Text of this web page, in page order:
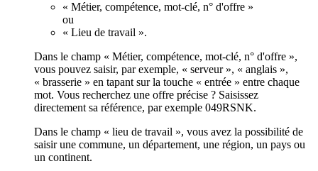
« Métier, compétence, mot-clé, n° d'offre »
ou
« Lieu de travail ».
Dans le champ « Métier, compétence, mot-clé, n° d'offre »,
vous pouvez saisir, par exemple, « serveur », « anglais »,
« brasserie » en tapant sur la touche « entrée » entre chaque
mot. Vous recherchez une offre précise ? Saisissez
directement sa référence, par exemple 049RSNK.
Dans le champ « lieu de travail », vous avez la possibilité de
saisir une commune, un département, une région, un pays ou
un continent.